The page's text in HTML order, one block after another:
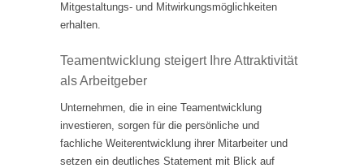
Mitgestaltungs- und Mitwirkungsmöglichkeiten
erhalten.
Teamentwicklung steigert Ihre Attraktivität
als Arbeitgeber
Unternehmen, die in eine Teamentwicklung
investieren, sorgen für die persönliche und
fachliche Weiterentwicklung ihrer Mitarbeiter und
setzen ein deutliches Statement mit Blick auf